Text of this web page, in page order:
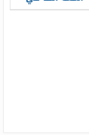
تجربة رذرفورد